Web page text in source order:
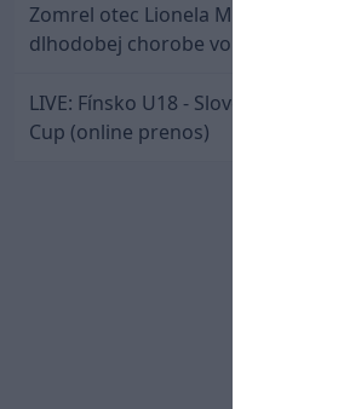
Zomrel otec Lionela Messiho.
dlhodobej chorobe vo veku 68
LIVE: Fínsko U18 - Slovensko U18 /
Cup (online prenos)